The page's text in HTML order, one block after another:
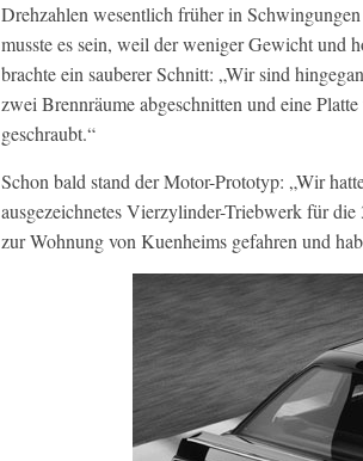
Drehzahlen wesentlich früher in
musste es sein, weil der weniger Gewicht und
brachte ein sauberer Schnitt: „Wir sind
zwei Brennräume abgeschnitten und eine
geschraubt.“
Schon bald stand der Motor-Prototyp: „Wir
ausgezeichnetes Vierzylinder-Triebwerk für
zur Wohnung von Kuenheims gefahren und